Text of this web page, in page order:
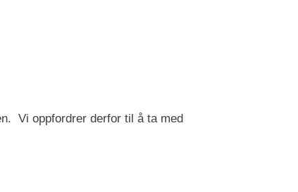
Vi oppfordrer derfor til å ta med